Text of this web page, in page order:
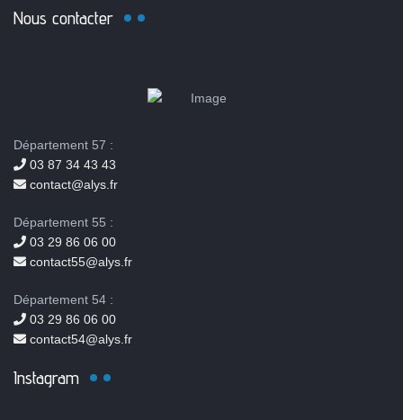
Nous contacter
Département 57 :
03 87 34 43 43
contact@alys.fr
Département 55 :
03 29 86 06 00
contact55@alys.fr
Département 54 :
03 29 86 06 00
contact54@alys.fr
Instagram